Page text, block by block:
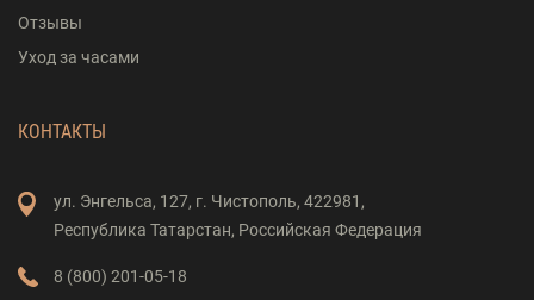
Отзывы
Уход за часами
КОНТАКТЫ
ул. Энгельса, 127, г. Чистополь, 422981,
Республика Татарстан, Российская Федерация
8 (800) 201-05-18